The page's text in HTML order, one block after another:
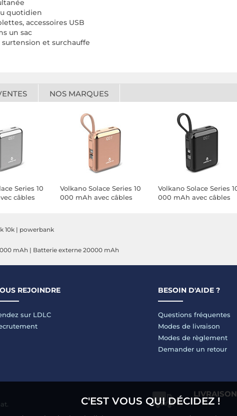
quotidien
accessoires USB
un sac
et surchauffe
NOS MARQUES
Series 10
câbles
Volkano Solace Series 10
000 mAh avec câbles
Volkano Solace Series
000 mAh avec câbles
10k | powerbank
mAh | Batterie externe 20000 mAh
REJOINDRE
sur LDLC
BESOIN D'AIDE ?
Questions fréquentes
Modes de livraison
Modes de règlement
Demander un retour
C'EST VOUS QUI DÉCIDEZ !